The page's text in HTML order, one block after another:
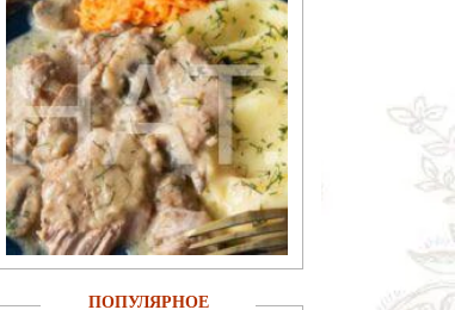
ПОПУЛЯРНОЕ